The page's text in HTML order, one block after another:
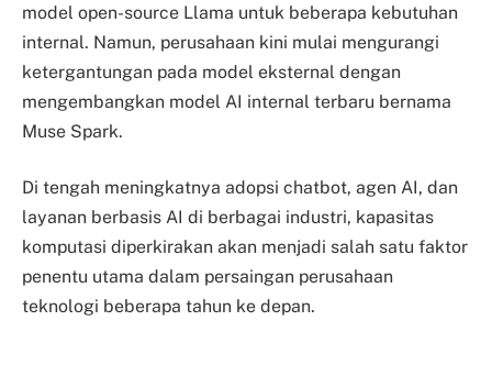
model open-source Llama untuk beberapa kebutuhan
internal. Namun, perusahaan kini mulai mengurangi
ketergantungan pada model eksternal dengan
mengembangkan model AI internal terbaru bernama
Muse Spark.
Di tengah meningkatnya adopsi chatbot, agen AI, dan
layanan berbasis AI di berbagai industri, kapasitas
komputasi diperkirakan akan menjadi salah satu faktor
penentu utama dalam persaingan perusahaan
teknologi beberapa tahun ke depan.